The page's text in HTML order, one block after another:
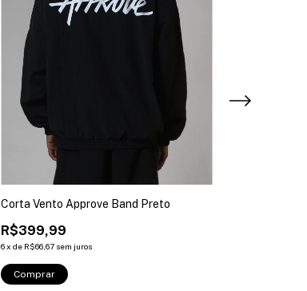
Corta Vento Approve Band Preto
R$399,99
6x de R$66,67 sem juros
Comprar